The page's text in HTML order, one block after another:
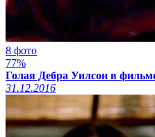
8 фото
77%
Голая Дебра Уилсон в
31.12.2016